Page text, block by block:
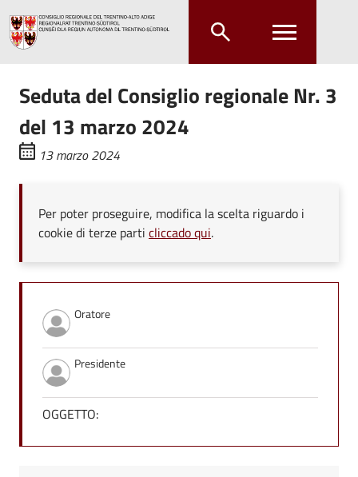
Seduta del Consiglio regionale Nr. 3
del 13 marzo 2024
13 marzo 2024
Per poter proseguire, modifica la scelta riguardo i
cookie di terze parti cliccado qui.
Oratore
Presidente
OGGETTO: